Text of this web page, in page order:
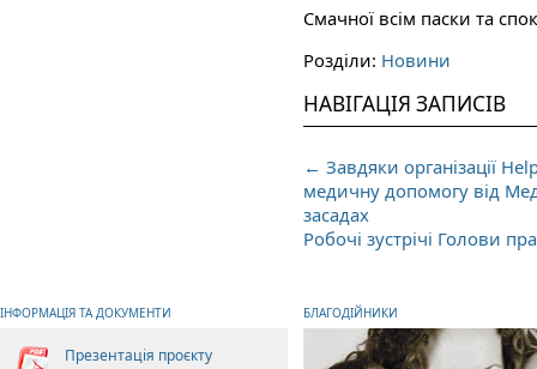
Смачної всім паски та
Розділи: Новини
НАВІГАЦІЯ ЗАПИСІВ
← Завдяки організації
медичну допомогу від
засадах
Робочі зустрічі Голови
ІНФОРМАЦІЯ ТА ДОКУМЕНТИ БЛАГОДІЙНИКИ
Презентація проєкту